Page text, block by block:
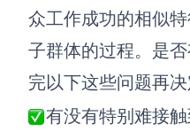
众工作成功的相似
子群体的过程。是
完以下这些问题再决
有没有特别难接